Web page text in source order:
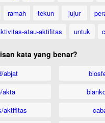
ramah tekun jujur
atau-aktifitas
untuk
kata yang benar?
abjat
akta
aktifitas